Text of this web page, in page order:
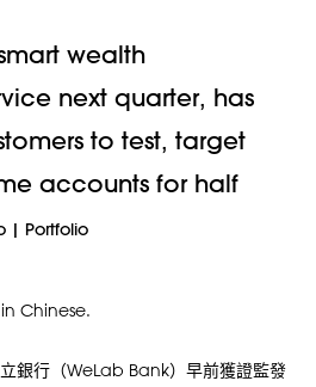
wealth
next quarter, has
to test, target
accounts for half
| Portfolio
Chinese.
銀行（WeLab Bank）早前獲證監發